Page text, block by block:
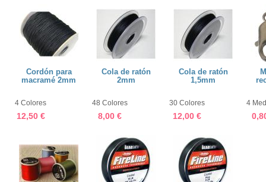
Cordón para
macramé 2mm
4 Colores
12,50 €
Cola de ratón
2mm
48 Colores
8,00 €
Cola de ratón
1,5mm
30 Colores
12,00 €
4